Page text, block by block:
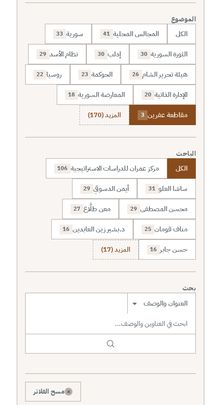
الموضوع
الكل المجالس المحلية 41 سورية 33
الثورة السورية 30 إدلب 30 نظام الأسد 29
هيئة تحرير الشام 26 الحوكمة 23 روسيا 22
الإدارة الذاتية 20 المعارضة السورية 18
مقاطعة عفرين 3 المزيد (170)
الباحث
الكل مركز عمران للدراسات الاستراتيجية 106
ساشا العلو 31 أيمن الدسوقي 29
محسن المصطفى 29 معن طلَّاع 27
مناف قومان 25 د.بشير زين العابدين 16
حسن جابر 16 المزيد (17)
بحث
نطاق البحث
× مسح الفلاتر